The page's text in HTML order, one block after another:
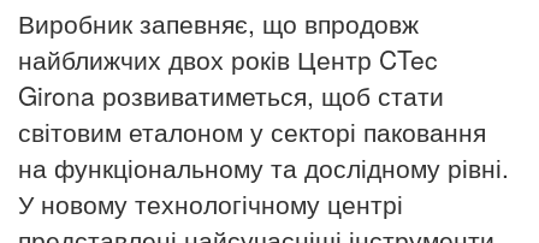
Виробник запевняє, що впродовж
найближчих двох років Центр CTec
Girona розвиватиметься, щоб стати
світовим еталоном у секторі паковання
на функціональному та дослідному рівні.
У новому технологічному центрі